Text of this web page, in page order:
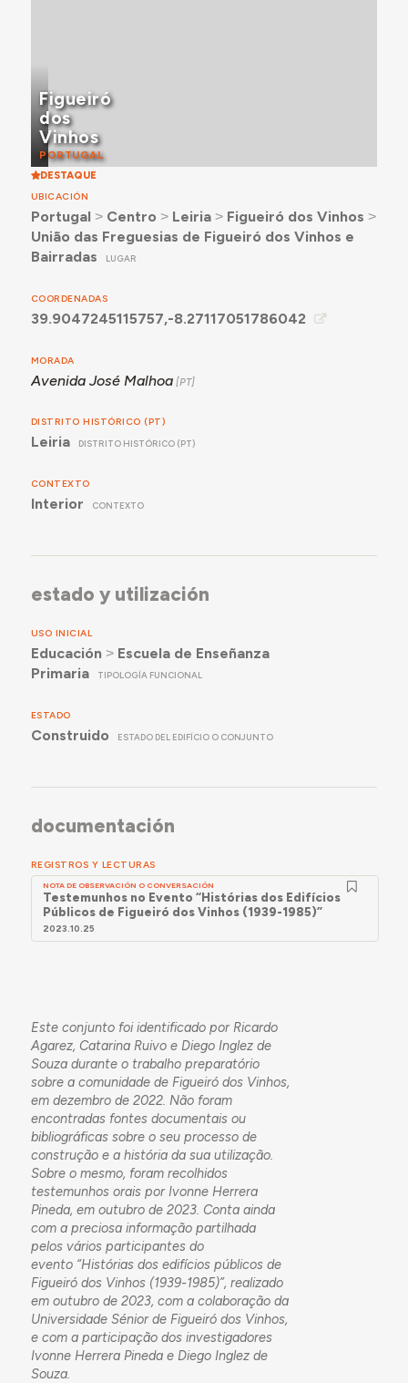
Figueiró
dos
Vinhos
PORTUGAL
DESTAQUE
UBICACIÓN
Portugal ˃ Centro ˃ Leiria˃ Figueiró dos Vinhos ˃
União das Freguesias de Figueiró dos Vinhos e
Bairradas
LUGAR
COORDENADAS
39.9047245115757,-8.27117051786042
MORADA
Avenida José Malhoa
DISTRITO HISTÓRICO (PT)
Leiria DISTRITO HISTÓRICO (PT)
CONTEXTO
Interior CONTEXTO
estado y utilización
USO INICIAL
Educación ˃ Escuela de Enseñanza
Primaria
TIPOLOGÍA FUNCIONAL
ESTADO
Construido ESTADO DEL EDIFÍCIO O CONJUNTO
documentación
REGISTROS Y LECTURAS
NOTA DE OBSERVACIÓN O CONVERSACIÓN
Testemunhos no Evento “Histórias dos Edifícios
Públicos de Figueiró dos Vinhos (1939-1985)”
2023.10.25
Este conjunto foi identificado por Ricardo
Agarez, Catarina Ruivo e Diego Inglez de
Souza durante o trabalho preparatório
sobre a comunidade de Figueiró dos Vinhos,
em dezembro de 2022. Não foram
encontradas fontes documentais ou
bibliográficas sobre o seu processo de
construção e a história da sua utilização.
Sobre o mesmo, foram recolhidos
testemunhos orais por Ivonne Herrera
Pineda, em outubro de 2023. Conta ainda
com a preciosa informação partilhada
pelos vários participantes do
evento “Histórias dos edifícios públicos de
Figueiró dos Vinhos (1939-1985)”, realizado
em outubro de 2023, com a colaboração da
Universidade Sénior de Figueiró dos Vinhos,
e com a participação dos investigadores
Ivonne Herrera Pineda e Diego Inglez de
Souza.